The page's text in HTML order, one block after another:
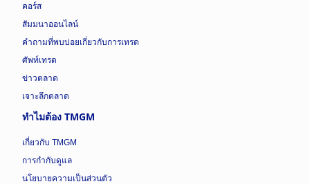
คอร์ส
สัมมนาออนไลน์
คำถามที่พบบ่อยเกี่ยวกับการเทรด
ศัพท์เทรด
ข่าวตลาด
เจาะลึกตลาด
ทำไมต้อง TMGM
เกี่ยวกับ TMGM
การกำกับดูแล
นโยบายความเป็นส่วนตัว